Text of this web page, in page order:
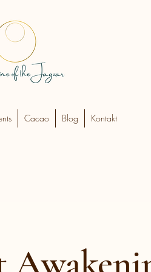
Cacao Blog Kontakt